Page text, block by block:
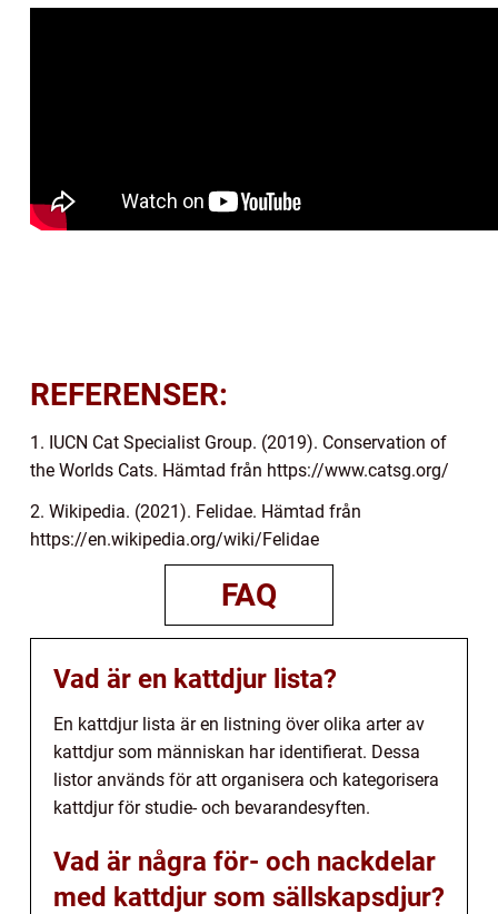
REFERENSER:
1. IUCN Cat Specialist Group. (2019). Conservation of
the Worlds Cats. Hämtad från https://www.catsg.org/
2. Wikipedia. (2021). Felidae. Hämtad från
https://en.wikipedia.org/wiki/Felidae
FAQ
Vad är en kattdjur lista?
En kattdjur lista är en listning över olika arter av
kattdjur som människan har identifierat. Dessa
listor används för att organisera och kategorisera
kattdjur för studie- och bevarandesyften.
Vad är några för- och nackdelar
med kattdjur som sällskapsdjur?